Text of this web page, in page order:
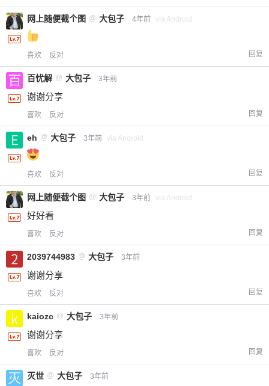
立刻支付
¥
网上随便截个图 @ 大包子 4年前 via Android
喜欢 反对 回复
百忧解 @ 大包子 3年前
谢谢分享
喜欢 反对 回复
eh @ 大包子 3年前 via Android
喜欢 反对 回复
网上随便截个图 @ 大包子 3年前 via Android
好好看
喜欢 反对 回复
2039744983 @ 大包子 3年前
谢谢分享
喜欢 反对 回复
kaiozc @ 大包子 3年前
谢谢分享
喜欢 反对 回复
灭世 @ 大包子 3年前
您没有权限发布内容，请购买会员或者提升权
限。
忘记密码？